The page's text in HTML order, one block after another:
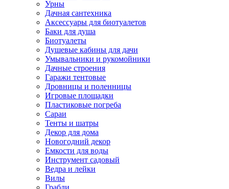
Урны
Дачная сантехника
Аксессуары для биотуалетов
Баки для душа
Биотуалеты
Душевые кабины для дачи
Умывальники и рукомойники
Дачные строения
Гаражи тентовые
Дровницы и поленницы
Игровые площадки
Пластиковые погреба
Сараи
Тенты и шатры
Декор для дома
Новогодний декор
Емкости для воды
Инструмент садовый
Ведра и лейки
Вилы
Грабли